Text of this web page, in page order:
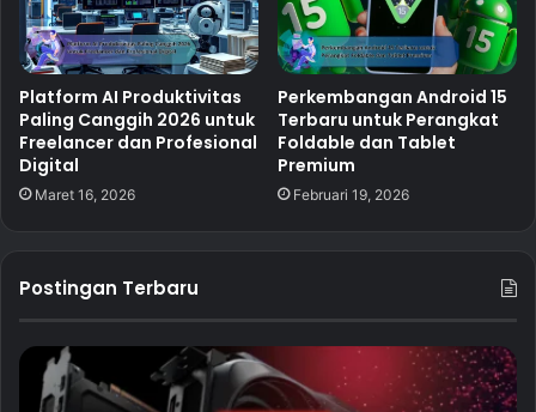
Platform AI Produktivitas
Paling Canggih 2026 untuk
Freelancer dan Profesional
Digital
Maret 16, 2026
Perkembangan Android 15
Terbaru untuk Perangkat
Foldable dan Tablet
Premium
Februari 19, 2026
Postingan Terbaru